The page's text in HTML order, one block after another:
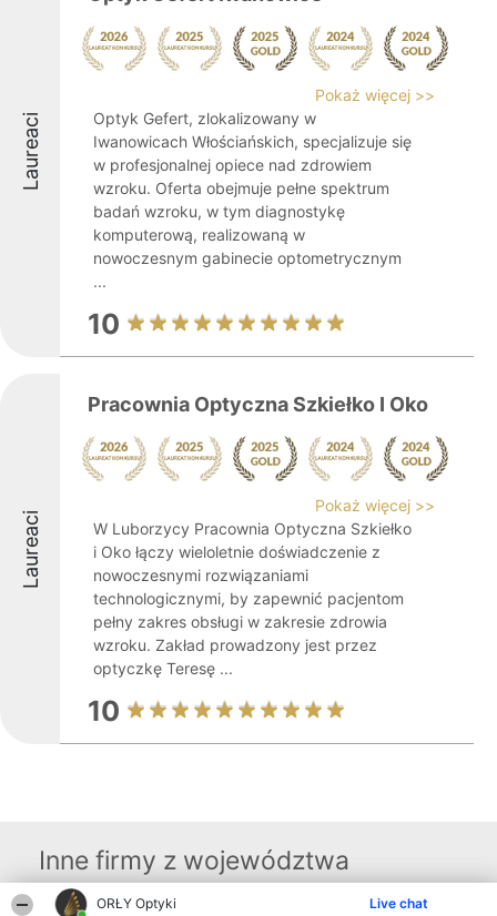
ORŁY Optyki Live chat
Laureaci
Pokaż więcej >>
Optyk Gefert, zlokalizowany w
Iwanowicach Włościańskich, specjalizuje się
w profesjonalnej opiece nad zdrowiem
wzroku. Oferta obejmuje pełne spektrum
badań wzroku, w tym diagnostykę
komputerową, realizowaną w
nowoczesnym gabinecie optometrycznym
...
10
Laureaci
Pracownia Optyczna Szkiełko I Oko
Pokaż więcej >>
W Luborzycy Pracownia Optyczna Szkiełko
i Oko łączy wieloletnie doświadczenie z
nowoczesnymi rozwiązaniami
technologicznymi, by zapewnić pacjentom
pełny zakres obsługi w zakresie zdrowia
wzroku. Zakład prowadzony jest przez
optyczkę Teresę ...
10
Inne firmy z województwa